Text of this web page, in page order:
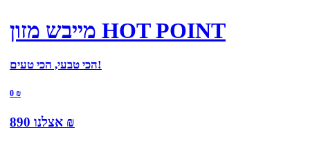
מייבש מזון HOT POINT
הכי טבעי, הכי טעים!
0 ₪
אצלנו 890 ₪